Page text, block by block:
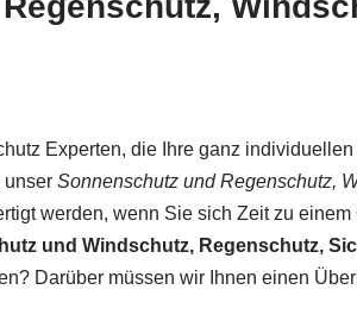
Experten, die Ihre ganz
unser Sonnenschutz und Regenschutz,
werden, wenn Sie sich Zeit zu
und Windschutz, Regenschutz,
Darüber müssen wir Ihnen einen